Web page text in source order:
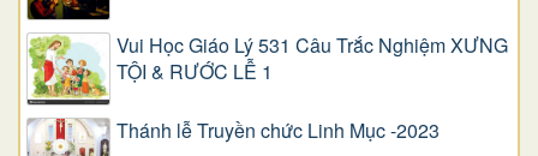
Vui Học Giáo Lý 531 Câu Trắc Nghiệm XƯNG
TỘI & RƯỚC LỄ 1
Thánh lễ Truyền chức Linh Mục -2023